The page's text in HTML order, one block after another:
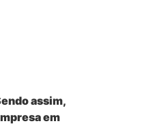
assim,
em